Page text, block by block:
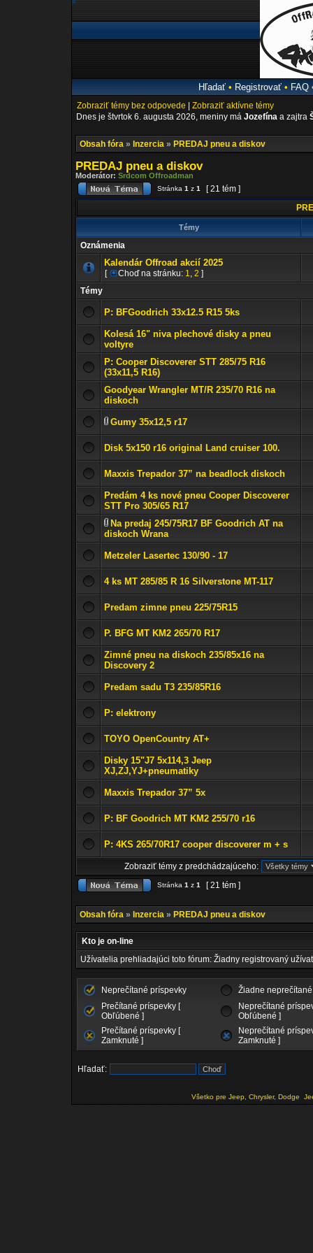
Hľadať• Registrovať• FAQ
Zobraziť témy bez odpovede
Zobraziť aktívne témy
Dnes je štvrtok 6. augusta 2026, meniny má Jozefína a zajtra
Obsah fóra » Inzercia » PREDAJ pneu a diskov
PREDAJ pneu a diskov
Moderátor: Srdcom Offroadman
Stránka 1 z 1
[ 21 tém ]
Témy
Oznámenia
Kalendár Offroad akcií 2025
[ Choď na stránku: 1, 2 ]
Témy
P: BFGoodrich 33x12.5 R15 5ks
Kolesá 16" niva plechové disky a pneu
voltyre
P: Cooper Discoverer STT 285/75 R16
(33x11,5 R16)
Goodyear Wrangler MT/R 235/70 R16 na
diskoch
Gumy 35x12,5 r17
Disk 5x150 r16 original Land cruiser 100.
Maxxis Trepador 37” na beadlock diskoch
Predám 4 ks nové pneu Cooper Discoverer
STT Pro 305/65 R17
Na predaj 245/75R17 BF Goodrich AT na
diskoch Wrana
Metzeler Lasertec 130/90 - 17
4 ks MT 285/85 R 16 Silverstone MT-117
Predam zimne pneu 225/75R15
P. BFG MT KM2 265/70 R17
Zimné pneu na diskoch 235/85x16 na
Discovery 2
Predam sadu T3 235/85R16
P: elektrony
TOYO OpenCountry AT+
Disky 15"J7 5x114,3 Jeep
XJ,ZJ,YJ+pneumatiky
Maxxis Trepador 37” 5x
P: BF Goodrich MT KM2 255/70 r16
P: 4KS 265/70R17 cooper discoverer m + s
Zobraziť témy z predchádzajúceho:
Stránka 1 z 1 [ 21 tém ]
Obsah fóra » Inzercia » PREDAJ pneu a diskov
Kto je on-line
Užívatelia prehliadajúci toto fórum: Žiadny registrovaný
Neprečítané príspevky
Žiadne
Prečítané príspevky [
Obľúbené ]
Neprečítané
Obľúbené ]
Prečítané príspevky [
Zamknuté ]
Neprečítané
Zamknuté ]
Hľadať:
Všetko pre Jeep, Chrysler, Dodge